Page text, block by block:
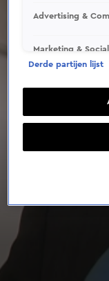
Advertising &
Marketing &
Derde partijen lijst